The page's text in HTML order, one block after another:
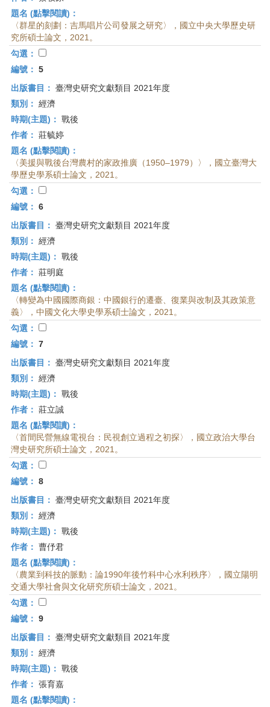
題名 (點擊閱讀)：
〈群星的刻劃：吉馬唱片公司發展之研究〉，國立中央大學歷史研
究所碩士論文，2021。
勾選：
編號： 5
出版書目： 臺灣史研究文獻類目 2021年度
類別： 經濟
時期(主題)： 戰後
作者： 莊毓婷
題名 (點擊閱讀)：
〈美援與戰後台灣農村的家政推廣（1950–1979）〉，國立臺灣大
學歷史學系碩士論文，2021。
勾選：
編號： 6
出版書目： 臺灣史研究文獻類目 2021年度
類別： 經濟
時期(主題)： 戰後
作者： 莊明庭
題名 (點擊閱讀)：
〈轉變為中國國際商銀：中國銀行的遷臺、復業與改制及其政策意
義〉，中國文化大學史學系碩士論文，2021。
勾選：
編號： 7
出版書目： 臺灣史研究文獻類目 2021年度
類別： 經濟
時期(主題)： 戰後
作者： 莊立誠
題名 (點擊閱讀)：
〈首間民營無線電視台：民視創立過程之初探〉，國立政治大學台
灣史研究所碩士論文，2021。
勾選：
編號： 8
出版書目： 臺灣史研究文獻類目 2021年度
類別： 經濟
時期(主題)： 戰後
作者： 曹伃君
題名 (點擊閱讀)：
〈農業到科技的脈動：論1990年後竹科中心水利秩序〉，國立陽明
交通大學社會與文化研究所碩士論文，2021。
勾選：
編號： 9
出版書目： 臺灣史研究文獻類目 2021年度
類別： 經濟
時期(主題)： 戰後
作者： 張育嘉
題名 (點擊閱讀)：